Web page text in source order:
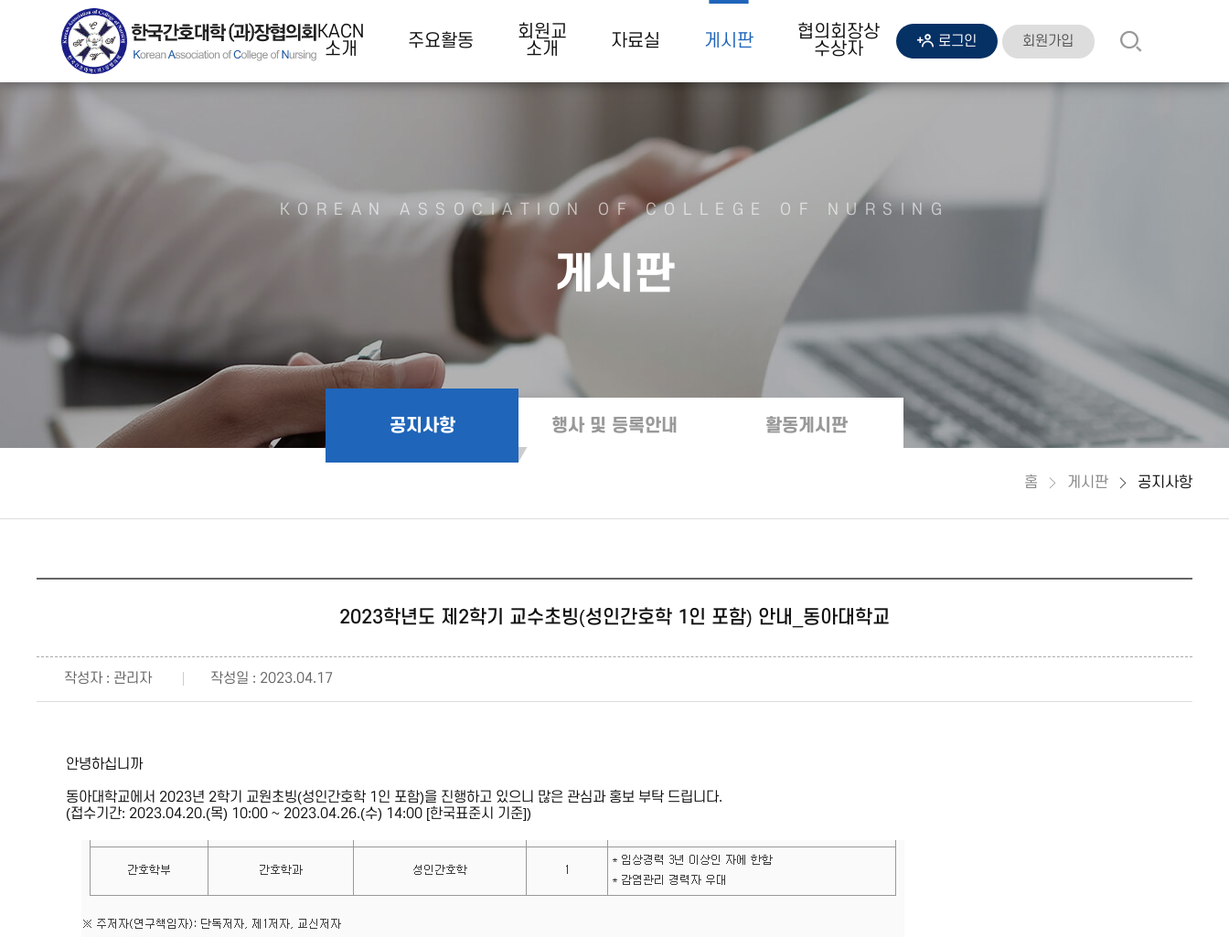
KACN
소개
주요활동
회원교
소개
자료실 게시판
협의회장상
수상자
로그인 회원가입
KOREAN ASSOCIATION OF COLLEGE OF NURSING
게시판
공지사항 행사 및 등록안내 활동게시판
홈 게시판 공지사항
2023학년도 제2학기 교수초빙(성인간호학 1인 포함) 안내_동아대학교
작성자 : 관리자 작성일 : 2023.04.17
안녕하십니까
동아대학교에서 2023년 2학기 교원초빙(성인간호학 1인 포함)을 진행하고 있으니 많은 관심과 홍보 부탁 드립니다.
(접수기간: 2023.04.20.(목) 10:00 ~ 2023.04.26.(수) 14:00 [한국표준시 기준])